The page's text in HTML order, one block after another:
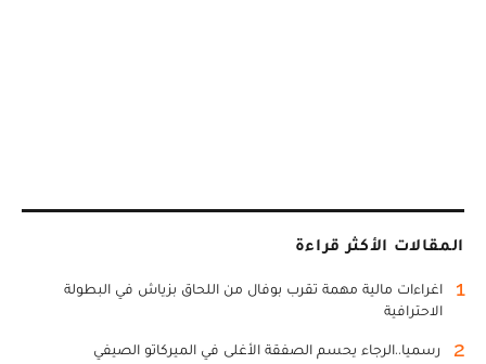
المقالات الأكثر قراءة
1
اغراءات مالية مهمة تقرب بوفال من اللحاق بزياش في البطولة
الاحترافية
2 رسميا..الرجاء يحسم الصفقة الأغلى في الميركاتو الصيفي